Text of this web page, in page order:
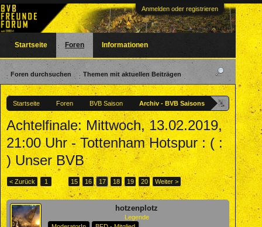
Anmelden oder registrieren
Startseite Foren BVB Saison Archiv - BVB Saisons
Achtelfinale: Mittwoch, 13.02.2019,
21:00 Uhr - Tottenham Hotspur : ( :
) Unser BVB
< Zurück 1 ← 15 16 17 18 19 20 Weiter >
hotzenplotz
Legende
Startseite Foren
Foren durchsuchen Themen mit aktuellen Beiträgen
Informationen